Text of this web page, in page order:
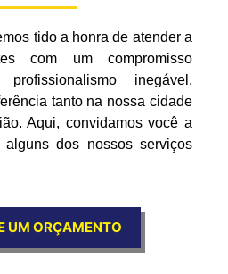
tido a honra de atender a
com um compromisso
inegável.
tanto na nossa cidade
Aqui, convidamos você a
dos nossos serviços
UM ORÇAMENTO